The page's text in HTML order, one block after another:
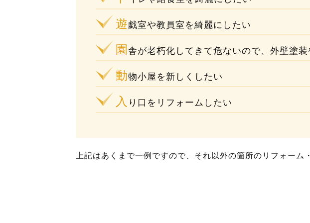
遊戯室や教員室を綺麗にしたい
園 舎が老朽化してきて危ないので、外壁塗
動物小屋を新しくしたい
入 り口をリフォームしたい
上記はあくまで一例ですので、それ以外の箇所のリフォー